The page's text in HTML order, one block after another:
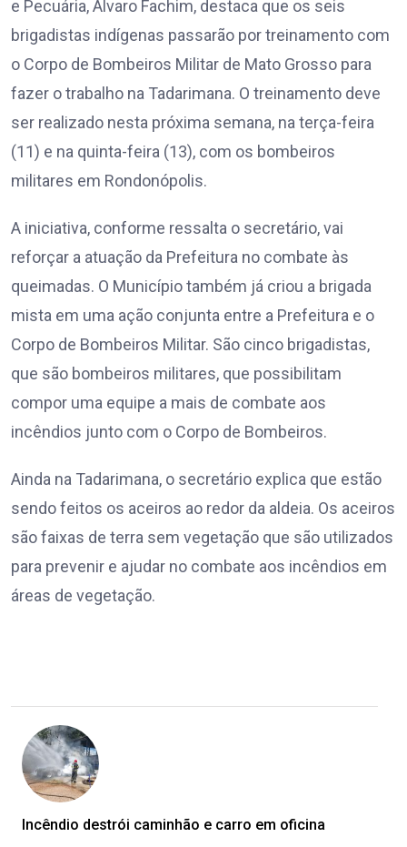
e Pecuária, Álvaro Fachim, destaca que os seis
brigadistas indígenas passarão por treinamento com
o Corpo de Bombeiros Militar de Mato Grosso para
fazer o trabalho na Tadarimana. O treinamento deve
ser realizado nesta próxima semana, na terça-feira
(11) e na quinta-feira (13), com os bombeiros
militares em Rondonópolis.
A iniciativa, conforme ressalta o secretário, vai
reforçar a atuação da Prefeitura no combate às
queimadas. O Município também já criou a brigada
mista em uma ação conjunta entre a Prefeitura e o
Corpo de Bombeiros Militar. São cinco brigadistas,
que são bombeiros militares, que possibilitam
compor uma equipe a mais de combate aos
incêndios junto com o Corpo de Bombeiros.
Ainda na Tadarimana, o secretário explica que estão
sendo feitos os aceiros ao redor da aldeia. Os aceiros
são faixas de terra sem vegetação que são utilizados
para prevenir e ajudar no combate aos incêndios em
áreas de vegetação.
Incêndio destrói caminhão e carro em oficina